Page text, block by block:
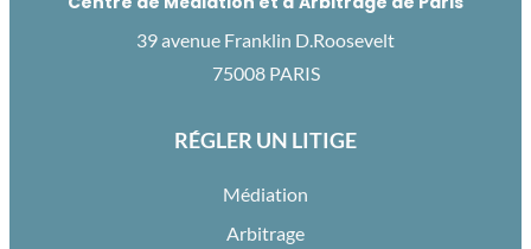
39 avenue Franklin D.Roosevelt
75008 PARIS
RÉGLER UN LITIGE
Médiation
Arbitrage